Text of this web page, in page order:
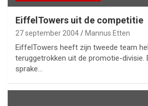
EiffelTowers uit de competitie
27 september 2004 Mannus Etten
EiffelTowers heeft zijn tweede team
teruggetrokken uit de promotie-divisie.
sprake…